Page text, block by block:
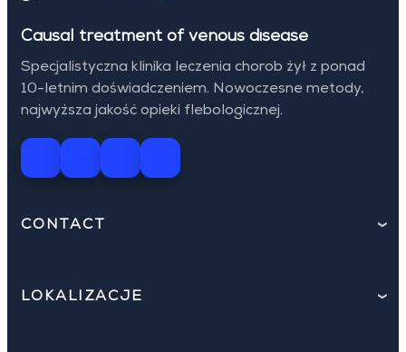
Causal treatment of venous disease
Specjalistyczna klinika leczenia chorob żył z ponad
10-letnim doświadczeniem. Nowoczesne metody,
najwyższa jakość opieki flebologicznej.
CONTACT
LOKALIZACJE